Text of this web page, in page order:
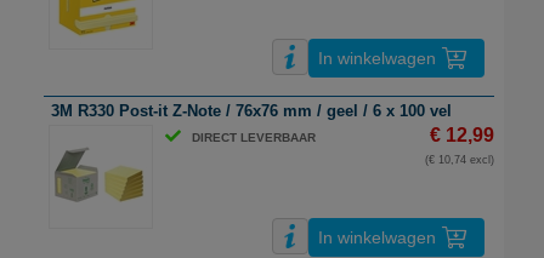
In winkelwagen
3M R330 Post-it Z-Note / 76x76 mm / geel / 6 x 100 vel
DIRECT LEVERBAAR € 12,99
(€ 10,74 excl)
In winkelwagen